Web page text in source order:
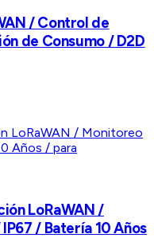
/ Control de
de Consumo / D2D
LoRaWAN /
/ Batería 10 Años